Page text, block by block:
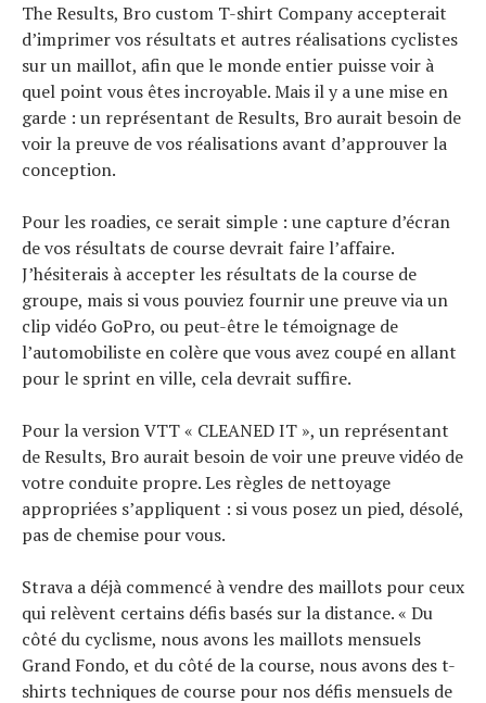
The Results, Bro custom T-shirt Company accepterait
d’imprimer vos résultats et autres réalisations cyclistes
sur un maillot, afin que le monde entier puisse voir à
quel point vous êtes incroyable. Mais il y a une mise en
garde : un représentant de Results, Bro aurait besoin de
voir la preuve de vos réalisations avant d’approuver la
conception.
Pour les roadies, ce serait simple : une capture d’écran
de vos résultats de course devrait faire l’affaire.
J’hésiterais à accepter les résultats de la course de
groupe, mais si vous pouviez fournir une preuve via un
clip vidéo GoPro, ou peut-être le témoignage de
l’automobiliste en colère que vous avez coupé en allant
pour le sprint en ville, cela devrait suffire.
Pour la version VTT « CLEANED IT », un représentant
de Results, Bro aurait besoin de voir une preuve vidéo de
votre conduite propre. Les règles de nettoyage
appropriées s’appliquent : si vous posez un pied, désolé,
pas de chemise pour vous.
Strava a déjà commencé à vendre des maillots pour ceux
qui relèvent certains défis basés sur la distance. « Du
côté du cyclisme, nous avons les maillots mensuels
Grand Fondo, et du côté de la course, nous avons des t-
shirts techniques de course pour nos défis mensuels de